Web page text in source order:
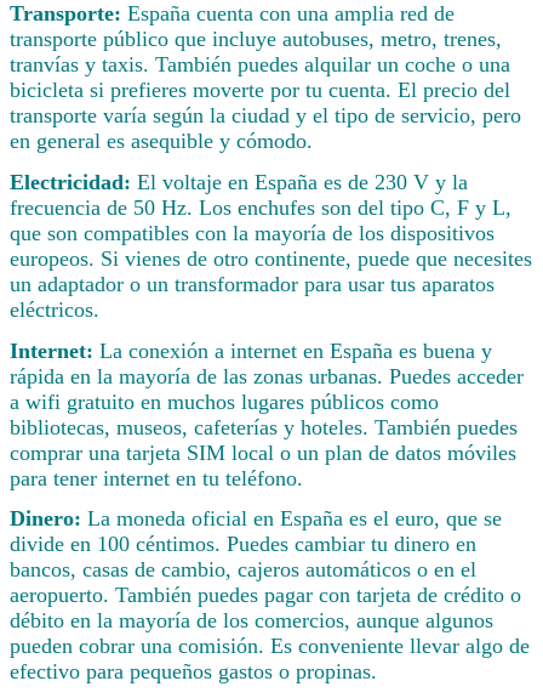
Transporte: España cuenta con una amplia red de
transporte público que incluye autobuses, metro, trenes,
tranvías y taxis. También puedes alquilar un coche o una
bicicleta si prefieres moverte por tu cuenta. El precio del
transporte varía según la ciudad y el tipo de servicio, pero
en general es asequible y cómodo.
Electricidad: El voltaje en España es de 230 V y la
frecuencia de 50 Hz. Los enchufes son del tipo C, F y L,
que son compatibles con la mayoría de los dispositivos
europeos. Si vienes de otro continente, puede que necesites
un adaptador o un transformador para usar tus aparatos
eléctricos.
Internet: La conexión a internet en España es buena y
rápida en la mayoría de las zonas urbanas. Puedes acceder
a wifi gratuito en muchos lugares públicos como
bibliotecas, museos, cafeterías y hoteles. También puedes
comprar una tarjeta SIM local o un plan de datos móviles
para tener internet en tu teléfono.
Dinero: La moneda oficial en España es el euro, que se
divide en 100 céntimos. Puedes cambiar tu dinero en
bancos, casas de cambio, cajeros automáticos o en el
aeropuerto. También puedes pagar con tarjeta de crédito o
débito en la mayoría de los comercios, aunque algunos
pueden cobrar una comisión. Es conveniente llevar algo de
efectivo para pequeños gastos o propinas.